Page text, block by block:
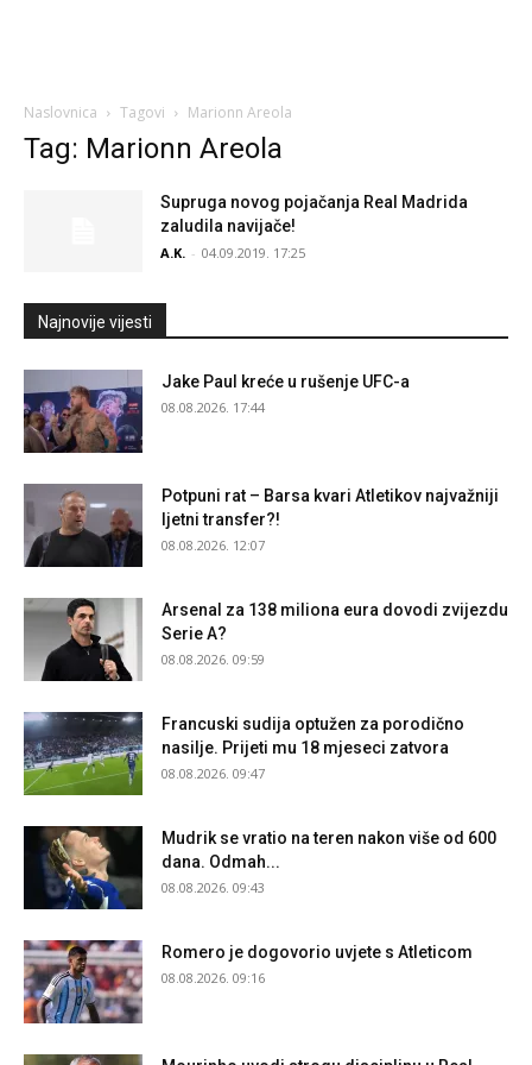
Naslovnica Tagovi Marionn Areola
Tag: Marionn Areola
Supruga novog pojačanja Real Madrida
zaludila navijače!
A.K. - 04.09.2019. 17:25
Najnovije vijesti
Jake Paul kreće u rušenje UFC-a
08.08.2026. 17:44
Potpuni rat – Barsa kvari Atletikov najvažniji
ljetni transfer?!
08.08.2026. 12:07
Arsenal za 138 miliona eura dovodi zvijezdu
Serie A?
08.08.2026. 09:59
Francuski sudija optužen za porodično
nasilje. Prijeti mu 18 mjeseci zatvora
08.08.2026. 09:47
Mudrik se vratio na teren nakon više od 600
dana. Odmah...
08.08.2026. 09:43
Romero je dogovorio uvjete s Atleticom
08.08.2026. 09:16